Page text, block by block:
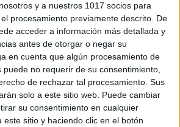
y a nuestros 1017 socios para
procesamiento previamente descrito. De
acceder a información más detallada y
antes de otorgar o negar su
en cuenta que algún procesamiento de
no requerir de su consentimiento,
de rechazar tal procesamiento. Sus
solo a este sitio web. Puede cambiar
su consentimiento en cualquier
este sitio y haciendo clic en el botón
siguiendo vocales-4
vocales-5